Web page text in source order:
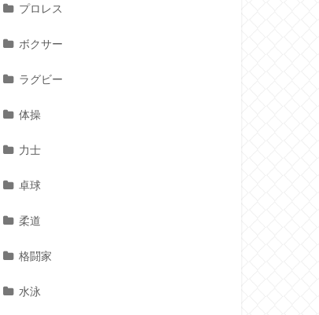
プロレス
ボクサー
ラグビー
体操
力士
卓球
柔道
格闘家
水泳